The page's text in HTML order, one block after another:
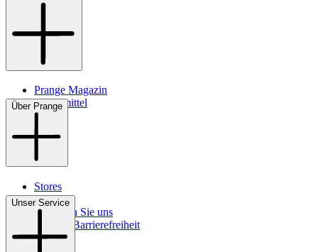
Prange Magazin
Pflegemittel
Über Prange
Stores
Kontakt
So finden Sie uns
Digitale Barrierefreiheit
Unser Service